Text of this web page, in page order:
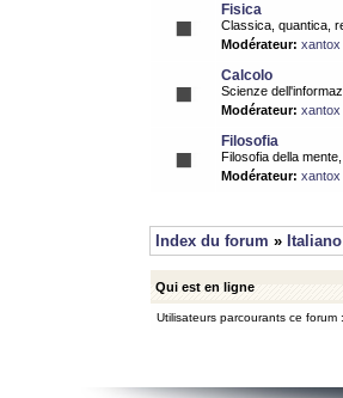
Fisica
Classica, quantica,
Modérateur: xantox
Calcolo
Scienze
Modérateur: xantox
Filosofia
Filosofia della
Modérateur: xantox
Index du forum » Italiano
Qui est en ligne
Utilisateurs parcourants ce